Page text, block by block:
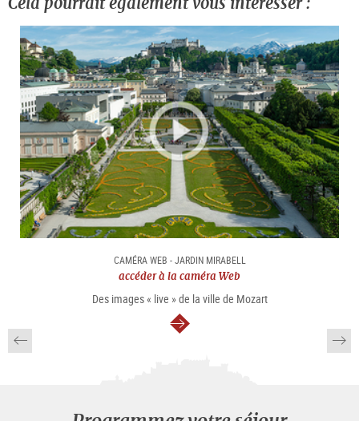
CAMÉRA WEB - JARDIN MIRABELL
accéder à la caméra Web
Des images « live » de la ville de Mozart
Continuer